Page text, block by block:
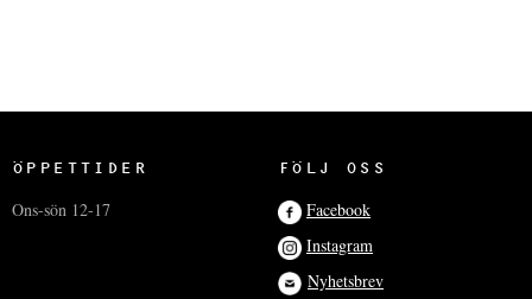
ÖPPETTIDER
Ons-sön 12-17
FÖLJ OSS
Facebook
Instagram
Nyhetsbrev